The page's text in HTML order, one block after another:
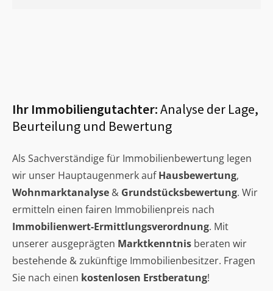
Ihr Immobiliengutachter:Analyse der Lage,
Beurteilung und Bewertung
Als Sachverständige für Immobilienbewertung legen
wir unser Hauptaugenmerk aufHausbewertung,
Wohnmarktanalyse & Grundstücksbewertung. Wir
ermitteln einen fairen Immobilienpreis nach
Immobilienwert-Ermittlungsverordnung. Mit
unserer ausgeprägten Marktkenntnis beraten wir
bestehende & zukünftige Immobilienbesitzer. Fragen
Sie nach einen kostenlosen Erstberatung!